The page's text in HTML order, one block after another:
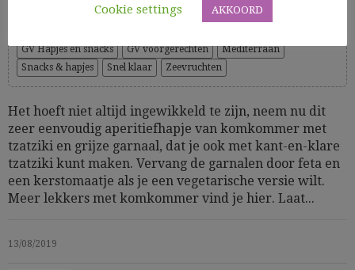
Cooking Time: 10'
GV Hapjes en snacks
GV voorgerechten
Mediterraan
Snacks & hapjes
Snel klaar Zeevruchten
Het hoeft niet altijd ingewikkeld te zijn, neem nu dit
zeer eenvoudig aperitiefhapje van komkommer met
tzatziki en grijze garnaal, dat je ook met kant-en-klare
tzatziki kunt maken. Vervang de garnalen door feta en
een kerstomaatje als je een vegetarische versie wilt.
Meer lekkers met komkommer vind je hier. Laat...
13/08/2019
Cookie settings
AKKOORD